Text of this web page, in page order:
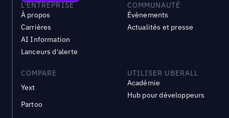
L'ENTREPRISE
À propos
Carrières
AI Information
Lanceurs d'alerte
COMMUNAUTÉ
Évènements
Actualités et presse
COMPARE
Yext
Partoo
UTILISER UBERALL
Académie
Hub pour développeurs